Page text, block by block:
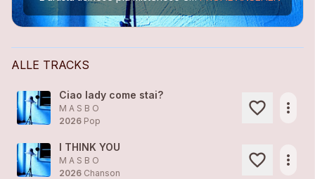
ALLE TRACKS
Ciao lady come stai?
M A S B O
2026 Pop
more_horiz
I THINK YOU
M A S B O
2026 Chanson
more_horiz